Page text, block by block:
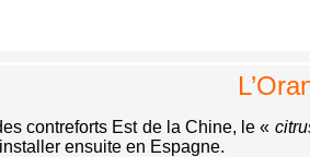
contreforts Est de la Chine, le «
ensuite en Espagne.